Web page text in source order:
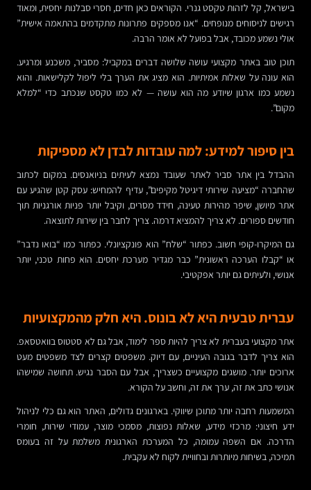
בישראל, קל לזהות טקסט גנרי. הקוראים כאן חדים, חסרי סבלנות יחסית, ומאוד
רגישים לניסוחים מנופחים. “אנו מספקים פתרונות מתקדמים בהתאמה אישית”
אולי נשמע מכובד, אבל בפועל לא אומר הרבה.
תוכן טוב באתר מקצועי עושה שלושה דברים במקביל: מסביר, משכנע ומרגיע.
הוא עונה על שאלות אמיתיות. הוא מציג את הערך בלי ליפול לקלישאות. והוא
נשמע כמו ארגון שיודע מה הוא עושה — לא כמו טקסט שנכתב כדי “למלא
מקום”.
בין סיפור למידע: למה עובדות לבדן לא מספיקות
ההבדל בין אתר סביר לאתר שעובד נמצא לעיתים בניואנסים. במקום לכתוב
שהחברה “מציעה שירותי דיגיטל מקיפים”, עדיף להמחיש: עסק קטן שהגיע עם
אתר מיושן, שיפר מהירות טעינה, חידד מסרים, וקיבל יותר פניות אורגניות תוך
חודשים ספורים. לא צריך להמציא דרמה. צריך לחבר בין שירות לתוצאה.
גם המיקרו-קופי חשוב. כפתור “שלח” הוא פונקציונלי. כפתור כמו “בואו נדבר”
או “קבלו הערכה ראשונית” כבר מגדיר מערכת יחסים. הוא פחות טכני, יותר
אנושי, ולעיתים גם יותר אפקטיבי.
עברית טבעית היא לא בונוס. היא חלק מהמקצועיות
אתר מקצועי בעברית לא צריך להיות ספר לימוד, אבל גם לא סטטוס בוואטסאפ.
הוא צריך לדבר בגובה העיניים, עם דיוק. משפטים קצרים לצד משפטים מעט
ארוכים יותר. מושגים מקצועיים כשצריך, אבל עם הסבר נגיש. תחושה שמישהו
אנושי כתב את זה, ערך את זה, וחשב על הקורא.
המשמעות רחבה יותר מתוכן שיווקי. בארגונים גדולים, האתר הוא גם כלי לניהול
ידע חיצוני: מרכזי מידע, שאלות נפוצות, מסמכי מוצר, עמודי שירות, חומרי
הדרכה. אם השפה עמומה, כל המערכת הארגונית משלמת על זה בעומס
תמיכה, בשיחות מיותרות ובחוויית לקוח לא עקבית.